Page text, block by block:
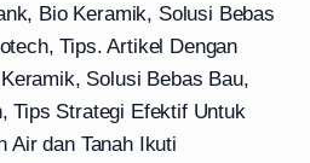
Bio Keramik, Solusi Bebas
Tips. Artikel Dengan
Solusi Bebas Bau,
Tips Strategi Efektif Untuk
Air dan Tanah Ikuti